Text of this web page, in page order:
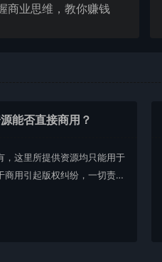
商业思维，教你赚钱
能否直接商用？
，这里所提供资源均只能用于
用引起版权纠纷，一切责任